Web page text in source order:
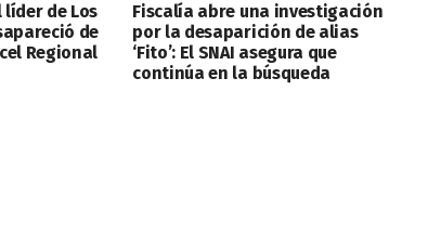
líder de Los
de
Regional
Fiscalía abre una investigación
por la desaparición de alias
‘Fito’: El SNAI asegura que
continúa en la búsqueda